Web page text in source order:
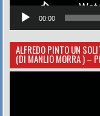
00:00
ALFREDO PINTO UN
(DI MANLIO MORRA ) –